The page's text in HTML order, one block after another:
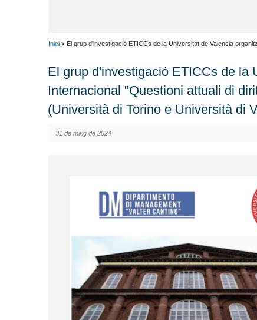
Inici > El grup d'investigació ETICCs de la Universitat de València
El grup d'investigació ETICCs de la
Internacional "Questioni attuali di
(Università di Torino e Università di
31 de maig de 2024